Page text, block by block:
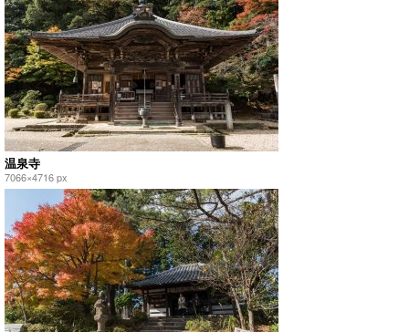
温泉寺
7066×4716 px